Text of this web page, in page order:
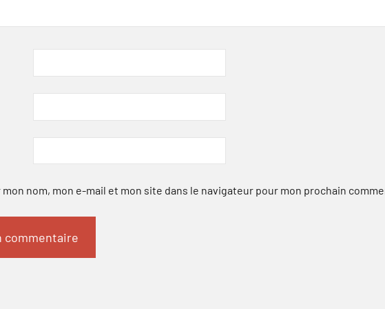
nom, mon e-mail et mon site dans le navigateur pour mon prochain